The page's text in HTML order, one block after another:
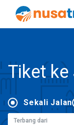
Tiket
Sekali Jalan
Terbang dari